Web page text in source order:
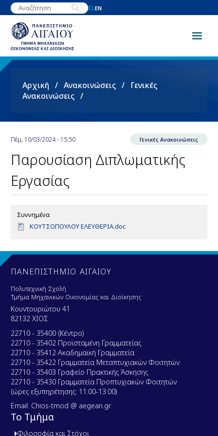
Παράκαμψη
προς
κυρίως
περιεχόμενο
ELEN
Breadcrumb
Αρχική Ανακοινώσεις
Γενικές
Ανακοινώσεις
Πέμ, 10/03/2024 - 15:50 Γενικές Ανακοινώσεις
Παρουσίαση Διπλωματικής
Εργασίας
Συννημένα
D
u
e
n
t
ΚΟΥΤΣΟΠΟΥΛΟΥ ΕΛΕΥΘΕΡΙΑ.doc
ΠΑΝΕΠΙΣΤΗΜΙΟ ΑΙΓΑΙΟΥ
Πολυτεχνική Σχολή
Τμήμα Μηχανικών Οικονομίας και Διοίκησης
Κουντουριώτου 41
82132 ΧΙΟΣ
22710 - 35400 (Κέντρο)
22710 - 35402 Προϊσταμένη Γραμματείας
22710 - 35412 Ακαδημαϊκή Γραμματεία
22710 - 35422 Γραμματεία Μεταπτυχιακών Φοιτητών
22710 - 35403 Γραφείο Πρακτικής Άσκησης
22710 - 35430 Γραμματεία Προπτυχιακών Φοιτητών
(ώρες εξυπηρέτησης: 11:00-13:00)
Email: Chios-tmod @ aegean.gr
Το Τμήμα
Φιλοσοφία και Στόχοι